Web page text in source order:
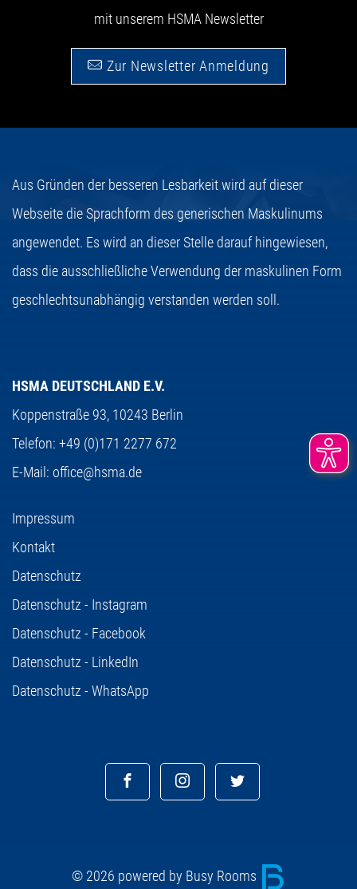
mit unserem HSMA Newsletter
Zur Newsletter Anmeldung
Aus Gründen der besseren Lesbarkeit wird auf dieser
Webseite die Sprachform des generischen Maskulinums
angewendet. Es wird an dieser Stelle darauf hingewiesen,
dass die ausschließliche Verwendung der maskulinen Form
geschlechtsunabhängig verstanden werden soll.
HSMA DEUTSCHLAND E.V.
Koppenstraße 93, 10243 Berlin
Telefon: +49 (0)171 2277 672
E-Mail: office@hsma.de
Impressum
Kontakt
Datenschutz
Datenschutz - Instagram
Datenschutz - Facebook
Datenschutz - LinkedIn
Datenschutz - WhatsApp
© 2026 powered by Busy Rooms